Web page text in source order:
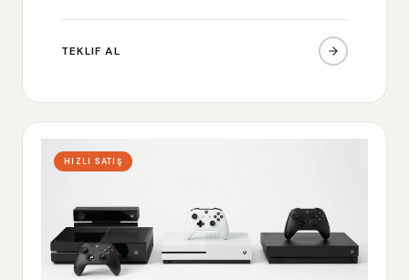
TEKLIF AL
HIZLI SATIŞ